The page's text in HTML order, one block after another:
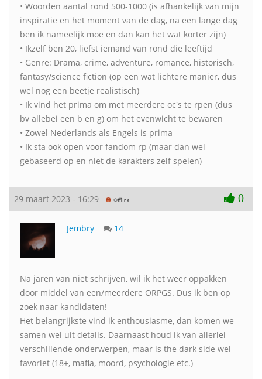
• Woorden aantal rond 500-1000 (is afhankelijk van mijn
inspiratie en het moment van de dag, na een lange dag
ben ik nameelijk moe en dan kan het wat korter zijn)
• Ikzelf ben 20, liefst iemand van rond die leeftijd
• Genre: Drama, crime, adventure, romance, historisch,
fantasy/science fiction (op een wat lichtere manier, dus
wel nog een beetje realistisch)
• Ik vind het prima om met meerdere oc's te rpen (dus
bv allebei een b en g) om het evenwicht te bewaren
• Zowel Nederlands als Engels is prima
• Ik sta ook open voor fandom rp (maar dan wel
gebaseerd op en niet de karakters zelf spelen)
29 maart 2023 - 16:29 0
Jembry 14
Na jaren van niet schrijven, wil ik het weer oppakken
door middel van een/meerdere ORPGS. Dus ik ben op
zoek naar kandidaten!
Het belangrijkste vind ik enthousiasme, dan komen we
samen wel uit details. Daarnaast houd ik van allerlei
verschillende onderwerpen, maar is the dark side wel
favoriet (18+, mafia, moord, psychologie etc.)